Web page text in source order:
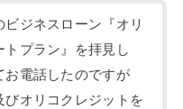
ビジネスローン『オリ
トプラン』を拝見し
お電話したのですが
びオリコクレジットを